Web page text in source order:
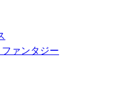
ファンタジー